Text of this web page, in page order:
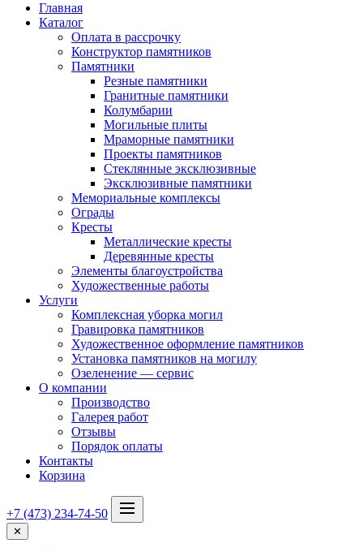
Главная
Каталог
Оплата в рассрочку
Конструктор памятников
Памятники
Резные памятники
Гранитные памятники
Колумбарии
Могильные плиты
Мраморные памятники
Проекты памятников
Стеклянные эксклюзивные
Эксклюзивные памятники
Мемориальные комплексы
Ограды
Кресты
Металлические кресты
Деревянные кресты
Элементы благоустройства
Художественные работы
Услуги
Комплексная уборка могил
Гравировка памятников
Художественное оформление памятников
Установка памятников на могилу
Озеленение — сервис
О компании
Производство
Галерея работ
Отзывы
Порядок оплаты
Контакты
Корзина
+7 (473) 234-74-50
✕